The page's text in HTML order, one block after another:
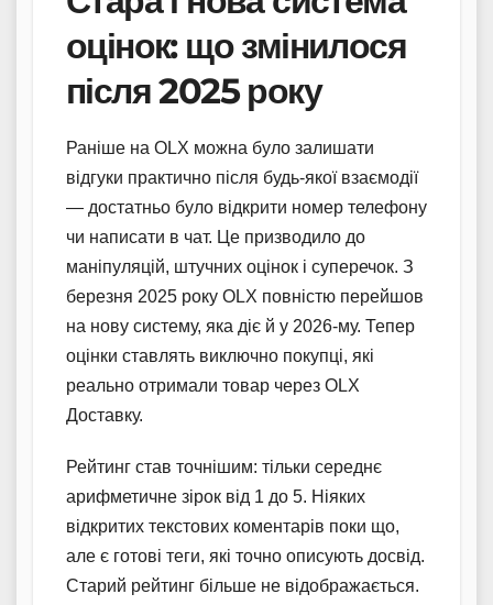
оцінок: що змінилося
після 2025 року
Раніше на OLX можна було залишати
відгуки практично після будь-якої взаємодії
— достатньо було відкрити номер телефону
чи написати в чат. Це призводило до
маніпуляцій, штучних оцінок і суперечок. З
березня 2025 року OLX повністю перейшов
на нову систему, яка діє й у 2026-му. Тепер
оцінки ставлять виключно покупці, які
реально отримали товар через OLX
Доставку.
Рейтинг став точнішим: тільки середнє
арифметичне зірок від 1 до 5. Ніяких
відкритих текстових коментарів поки що,
але є готові теги, які точно описують досвід.
Старий рейтинг більше не відображається.